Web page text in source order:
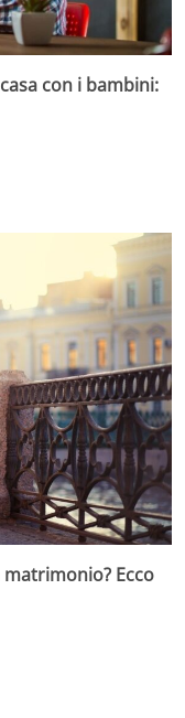
con i bambini:
Ecco